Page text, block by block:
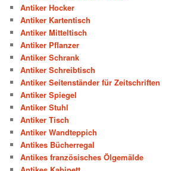
Antiker Hocker
Antiker Kartentisch
Antiker Mitteltisch
Antiker Pflanzer
Antiker Schrank
Antiker Schreibtisch
Antiker Seitenständer für Zeitschriften
Antiker Spiegel
Antiker Stuhl
Antiker Tisch
Antiker Wandteppich
Antikes Bücherregal
Antikes französisches Ölgemälde